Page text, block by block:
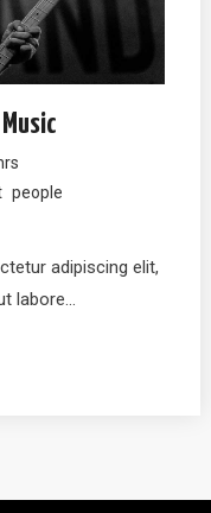
people
adipiscing elit,
labore…